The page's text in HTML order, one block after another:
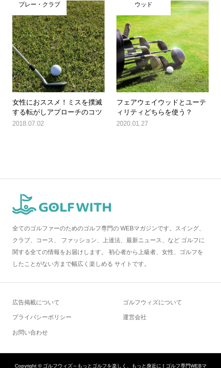
プレー・クラブ
女性におススメ！ミスを撲滅
する転がしアプローチのコツ
2018.07.02
ウッド
フェアウェイウッドとユーテ
ィリティどちらを使う？
2020.01.27
全てのゴルファーのためのゴルフ専門の WEBマガジンです。スイング、
クラブ、コース、 ファッション、上達法、最新ニュース、など ゴルフに
関する全ての情報をお届けします。 初心者から上級者、女性、ゴルフを
したことがない方まで幅広く楽しめる サイトです。
広告掲載について
プライバシーポリシー
お問い合わせ
ゴルフウィズについて
運営会社
Copyright ©ゴルフウィズ～もっとゴルフを楽しく、もっと身近に [ ゴルフ専門WEBマ